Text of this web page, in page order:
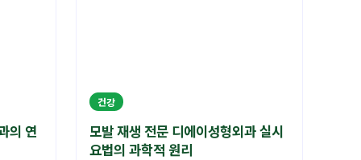
의 연
건강
모발 재생 전문 디에이성형외과 실시
요법의 과학적 원리